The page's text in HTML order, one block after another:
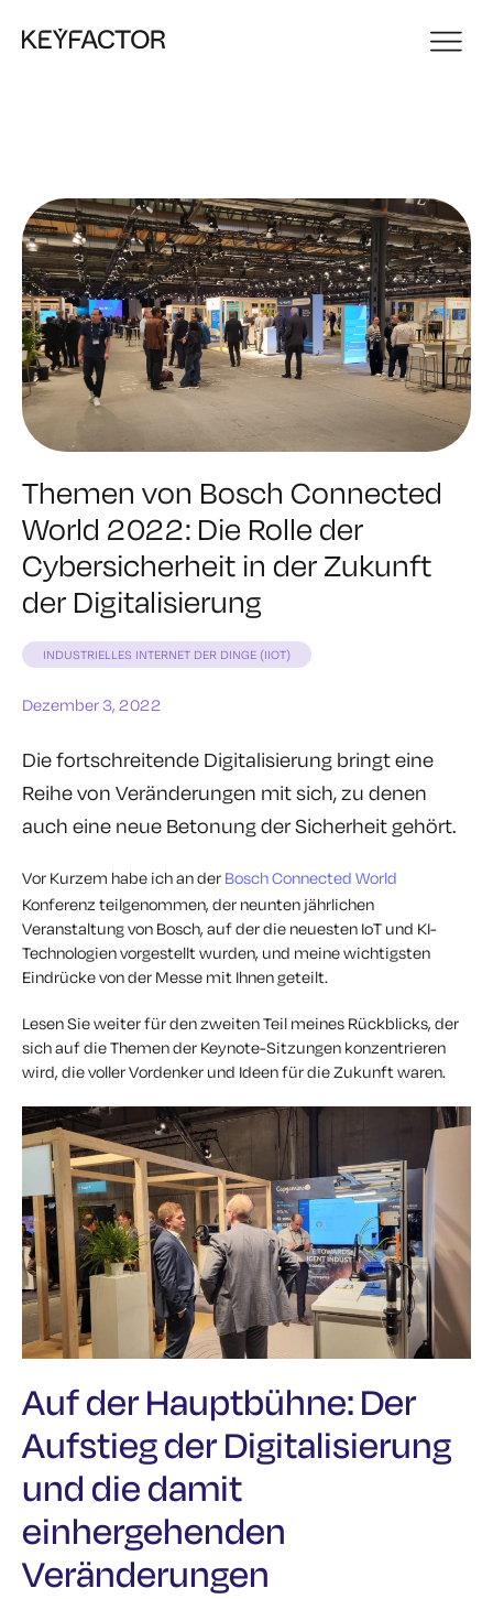
Themen von Bosch Connected
World 2022: Die Rolle der
Cybersicherheit in der Zukunft
der Digitalisierung
INDUSTRIELLES INTERNET DER DINGE (IIOT)
Dezember 3, 2022
Die fortschreitende Digitalisierung bringt eine
Reihe von Veränderungen mit sich, zu denen
auch eine neue Betonung der Sicherheit gehört.
Vor Kurzem habe ich an der Bosch Connected World
Konferenz teilgenommen, der neunten jährlichen
Veranstaltung von Bosch, auf der die neuesten IoT und KI-
Technologien vorgestellt wurden, und meine wichtigsten
Eindrücke von der Messe mit Ihnen geteilt.
Lesen Sie weiter für den zweiten Teil meines Rückblicks, der
sich auf die Themen der Keynote-Sitzungen konzentrieren
wird, die voller Vordenker und Ideen für die Zukunft waren.
Auf der Hauptbühne: Der
Aufstieg der Digitalisierung
und die damit
einhergehenden
Veränderungen